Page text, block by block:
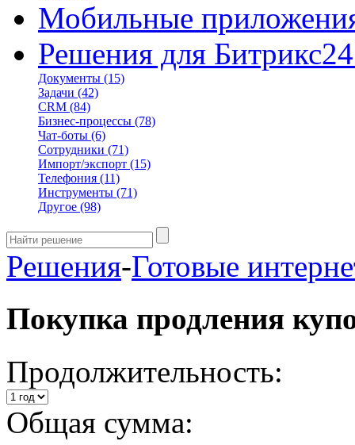
Мобильные
Решения для Битрикс24
Документы (15)
Задачи (42)
CRM (84)
Бизнес-процессы (78)
Чат-боты (6)
Сотрудники (71)
Импорт/экспорт (15)
Телефония (11)
Инструменты (71)
Другое (98)
Решения-Готовые
Покупка продления
Продолжительность:
Общая сумма: